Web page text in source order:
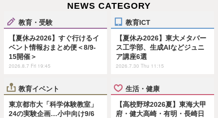
NEWS CATEGORY
教育・受験
【夏休み2026】すぐ行けるイ
ベント情報おまとめ便＜8/9-
15開催＞
2026.8.7 Fri 19:45
教育ICT
【夏休み2026】東大メタバー
ス工学部、生成AIなどジュニ
ア講座6選
2026.7.30 Thu 11:15
教育イベント
東京都市大「科学体験教室」
24の実験企画…小中向け9/6
生活・健康
【高校野球2026夏】東海大甲
府・健大高崎・有明・長崎日